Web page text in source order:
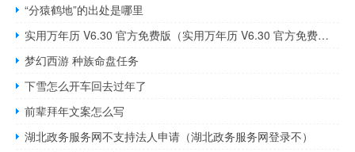
“分猿鹤地”的出处是哪里
实用万年历 V6.30 官方免费版（实用万年历 V6.30 官方免费版功能简介）
梦幻西游 种族命盘任务
下雪怎么开车回去过年了
前辈拜年文案怎么写
湖北政务服务网不支持法人申请（湖北政务服务网登录不）